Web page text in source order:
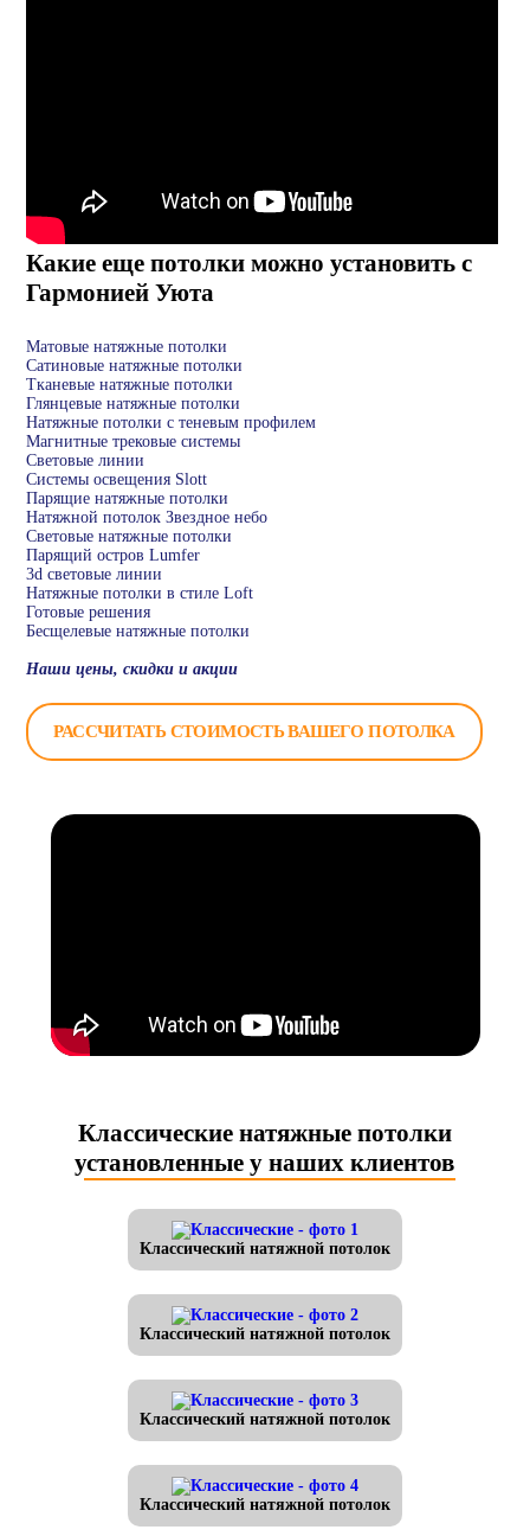
Какие еще потолки можно установить с
Гармонией Уюта
Матовые натяжные потолки
Сатиновые натяжные потолки
Тканевые натяжные потолки
Глянцевые натяжные потолки
Натяжные потолки с теневым профилем
Магнитные трековые системы
Световые линии
Системы освещения Slott
Парящие натяжные потолки
Натяжной потолок Звездное небо
Световые натяжные потолки
Парящий остров Lumfer
3d световые линии
Натяжные потолки в стиле Loft
Готовые решения
Бесщелевые натяжные потолки
Наши цены, скидки и акции
РАССЧИТАТЬ СТОИМОСТЬ ВАШЕГО ПОТОЛКА
Классические натяжные потолки
установленные у наших клиентов
Классический натяжной потолок
Классический натяжной потолок
Классический натяжной потолок
Классический натяжной потолок